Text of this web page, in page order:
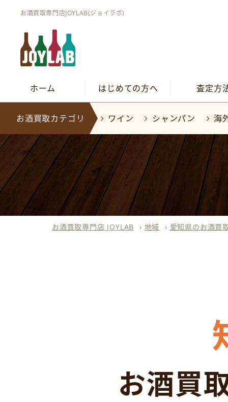
お酒買取専門店JOYLAB(ジョイラボ)
ホーム はじめての方へ 査定方
お酒買取カテゴリ ワイン シャンパン 海
お酒買取専門店 JOYLAB › 地域 › 愛知県のお酒買
お酒買